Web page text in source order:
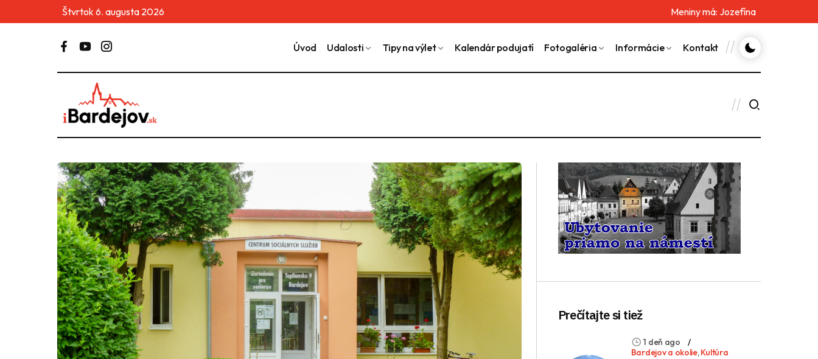
Štvrtok 6. augusta 2026 Meniny má: Jozefína
Úvod Udalosti Tipy na výlet Kalendár podujatí Fotogaléria Informácie Kontakt
Prečítajte si tiež
1 deň ago
Bardejov a okolie,Kultúra